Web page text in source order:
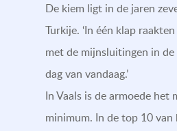
De kiem ligt in de jaren
Turkije. ‘In één klap
met de mijnsluitingen in
dag van vandaag.’
In Vaals is de armoede
minimum. In de top 10